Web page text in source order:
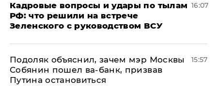
Кадровые вопросы и удары по тылам
РФ: что решили на встрече
Зеленского с руководством ВСУ
16:07
Подоляк объяснил, зачем мэр Москвы
Собянин пошел ва-банк, призвав
Путина остановиться
15:57